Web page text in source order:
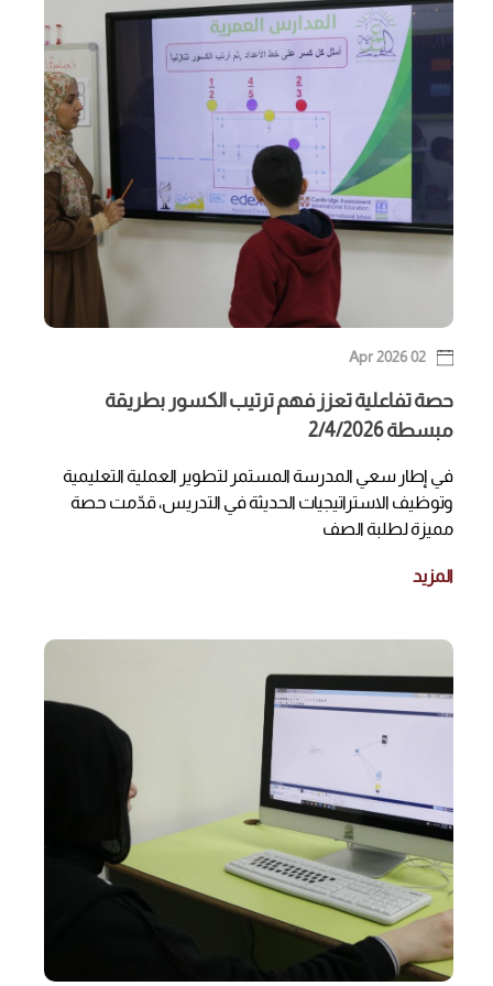
02 Apr 2026
حصة تفاعلية تعزز فهم ترتيب الكسور بطريقة
مبسطة 2/4/2026
في إطار سعي المدرسة المستمر لتطوير العملية التعليمية
وتوظيف الاستراتيجيات الحديثة في التدريس، قدّمت حصة
مميزة لطلبة الصف
المزيد